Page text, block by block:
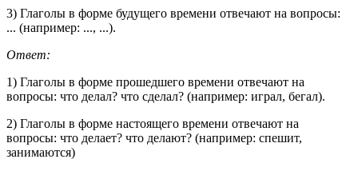
3) Глаголы в форме будущего времени отвечают на вопросы:
... (например: ..., ...).
Ответ:
1) Глаголы в форме прошедшего времени отвечают на
вопросы: что делал? что сделал? (например: играл, бегал).
2) Глаголы в форме настоящего времени отвечают на
вопросы: что делает? что делают? (например: спешит,
занимаются)